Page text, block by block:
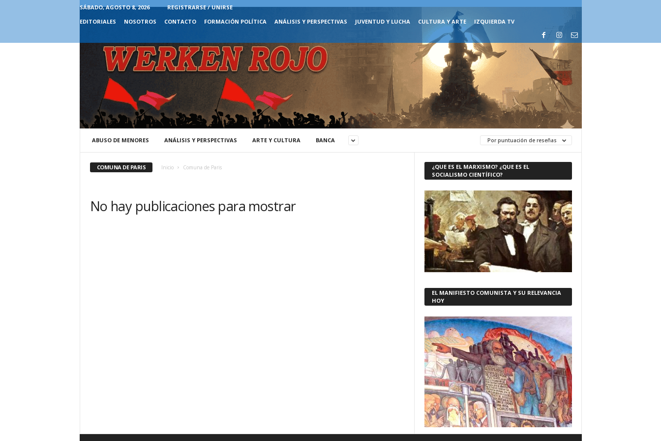
SÁBADO, AGOSTO 8, 2026
REGISTRARSE / UNIRSE
EDITORIALES
NOSOTROS CONTACTO FORMACIÓN POLÍTICA ANÁLISIS Y PERSPECTIVAS JUVENTUD Y LUCHA CULTURA Y ARTE IZQUIERDA TV
ABUSO DE MENORES ANÁLISIS Y PERSPECTIVAS ARTE Y CULTURA BANCA Por puntuación de reseñas
COMUNA DE PARIS Inicio Comuna de Paris
No hay publicaciones para mostrar
¿QUE ES EL MARXISMO? ¿QUE ES EL
SOCIALISMO CIENTÍFICO?
EL MANIFIESTO COMUNISTA Y SU RELEVANCIA
HOY